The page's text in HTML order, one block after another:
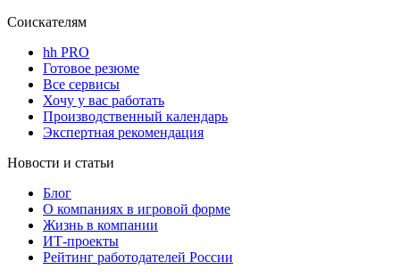
Соискателям
hh PRO
Готовое резюме
Все сервисы
Хочу у вас работать
Производственный календарь
Экспертная рекомендация
Новости и статьи
Блог
О компаниях в игровой форме
Жизнь в компании
ИТ-проекты
Рейтинг работодателей России